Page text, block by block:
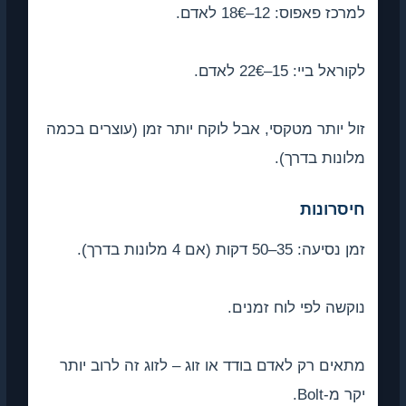
למרכז פאפוס: 12–18€ לאדם.
לקוראל ביי: 15–22€ לאדם.
זול יותר מטקסי, אבל לוקח יותר זמן (עוצרים בכמה
מלונות בדרך).
חיסרונות
זמן נסיעה: 35–50 דקות (אם 4 מלונות בדרך).
נוקשה לפי לוח זמנים.
מתאים רק לאדם בודד או זוג – לזוג זה לרוב יותר
יקר מ-Bolt.